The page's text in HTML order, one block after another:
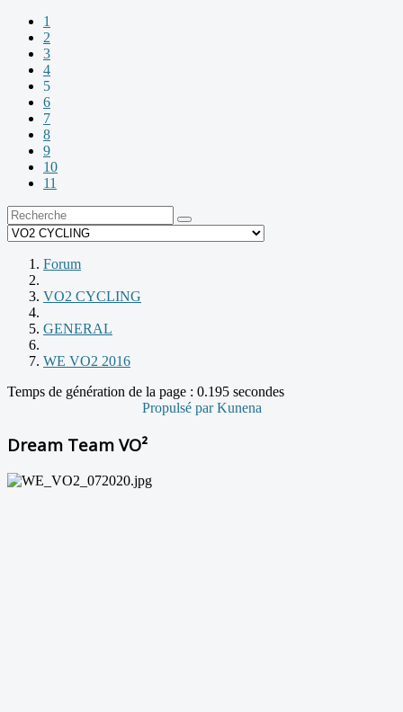
1
2
3
4
5
6
7
8
9
10
11
Forum
VO2 CYCLING
GENERAL
WE VO2 2016
Temps de génération de la page : 0.195 secondes
Propulsé parKunena
Dream Team VO²